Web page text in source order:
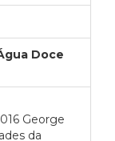
Doce
George
da